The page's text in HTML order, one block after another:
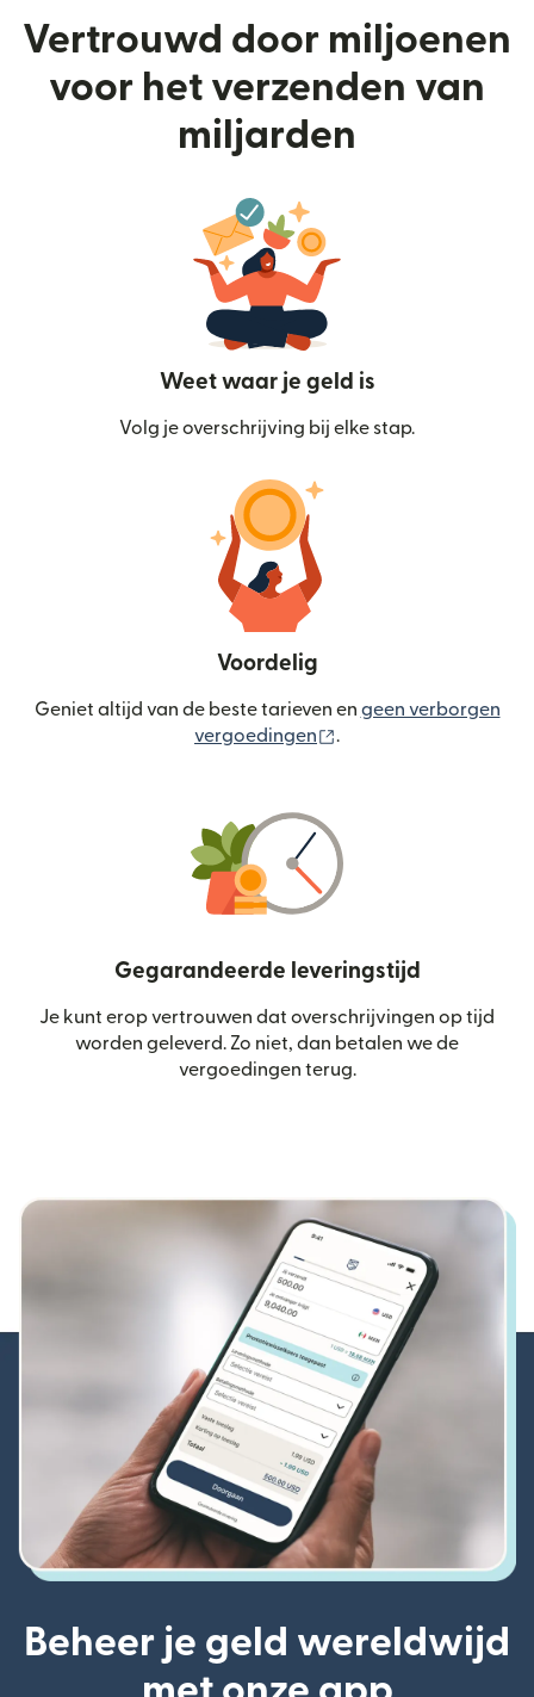
Vertrouwd door miljoenen
voor het verzenden van
miljarden
Weet waar je geld is
Volg je overschrijving bij elke stap.
Voordelig
Geniet altijd van de beste tarieven en geen verborgen
vergoedingen
.
Gegarandeerde leveringstijd
Je kunt erop vertrouwen dat overschrijvingen op tijd
worden geleverd. Zo niet, dan betalen we de
vergoedingen terug.
Beheer je geld wereldwijd